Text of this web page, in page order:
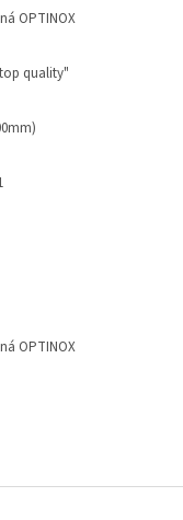
OPTINOX
quality"
OPTINOX